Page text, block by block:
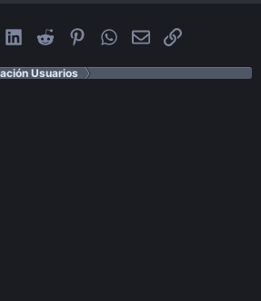
LinkedInReddit PinterestWhatsApp
EmailEnlace
Usuarios